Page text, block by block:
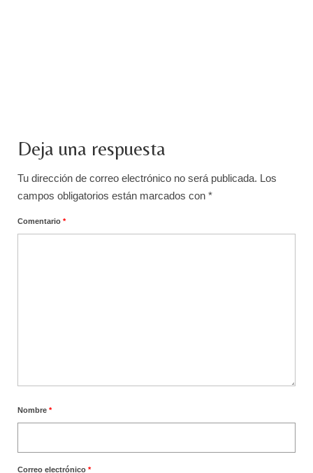
Deja una respuesta
Tu dirección de correo electrónico no será publicada. Los
campos obligatorios están marcados con *
Comentario *
Nombre *
Correo electrónico *